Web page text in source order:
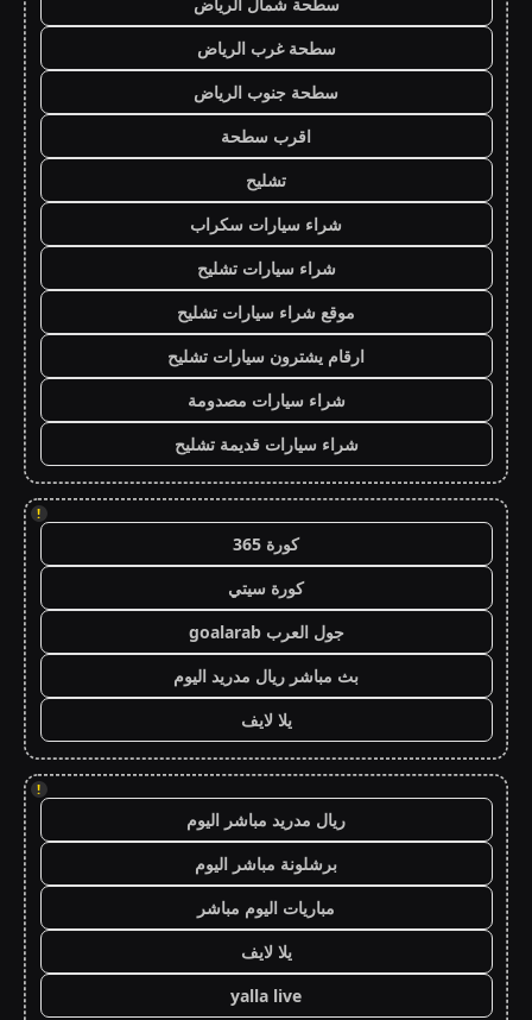
سطحة غرب الرياض
سطحة جنوب الرياض
اقرب سطحة
تشليح
شراء سيارات سكراب
شراء سيارات تشليح
موقع شراء سيارات تشليح
ارقام يشترون سيارات تشليح
شراء سيارات مصدومة
شراء سيارات قديمة تشليح
!
كورة 365
كورة سيتي
جول العرب goalarab
بث مباشر ريال مدريد اليوم
يلا لايف
!
ريال مدريد مباشر اليوم
برشلونة مباشر اليوم
مباريات اليوم مباشر
يلا لايف
yalla live